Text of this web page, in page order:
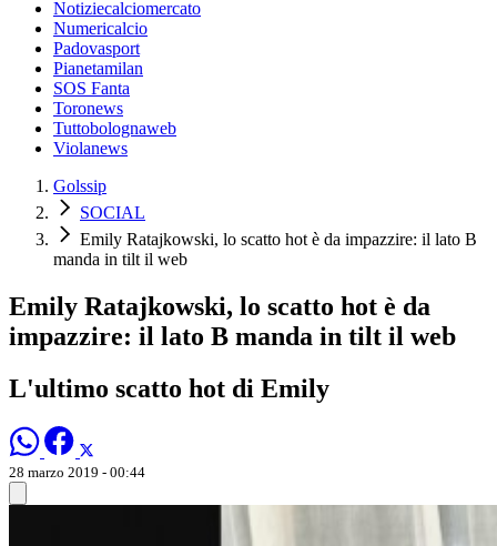
Notiziecalciomercato
Numericalcio
Padovasport
Pianetamilan
SOS Fanta
Toronews
Tuttobolognaweb
Violanews
Golssip
SOCIAL
Emily Ratajkowski, lo scatto hot è da impazzire: il lato B
manda in tilt il web
Emily Ratajkowski, lo scatto hot è da
impazzire: il lato B manda in tilt il web
L'ultimo scatto hot di Emily
28 marzo 2019 - 00:44